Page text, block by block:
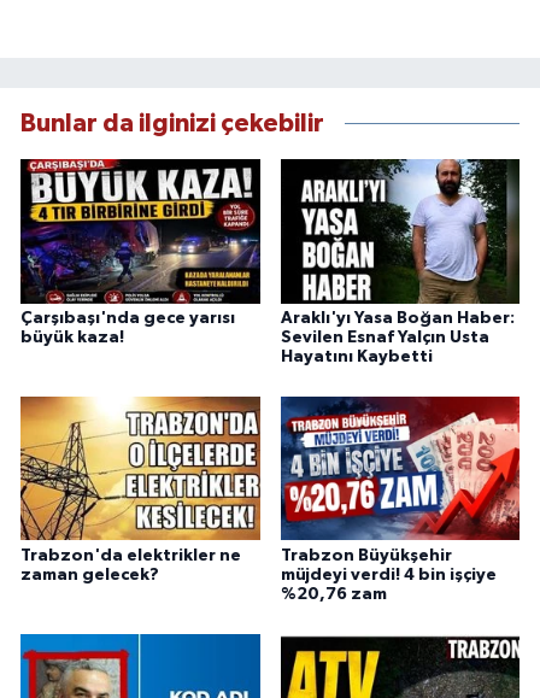
Bunlar da ilginizi çekebilir
Çarşıbaşı'nda gece yarısı
büyük kaza!
Araklı'yı Yasa Boğan Haber:
Sevilen Esnaf Yalçın Usta
Hayatını Kaybetti
Trabzon'da elektrikler ne
zaman gelecek?
Trabzon Büyükşehir
müjdeyi verdi! 4 bin işçiye
%20,76 zam